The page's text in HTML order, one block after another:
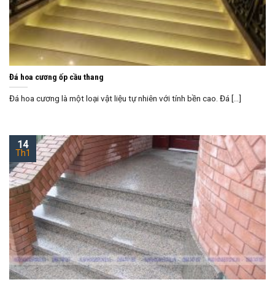
Đá hoa cương ốp cầu thang
Đá hoa cương là một loại vật liệu tự nhiên với tính bền cao. Đá [...]
14
Th1